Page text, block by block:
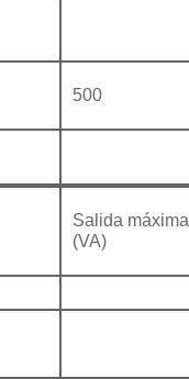
500
Salida máxima
(VA)